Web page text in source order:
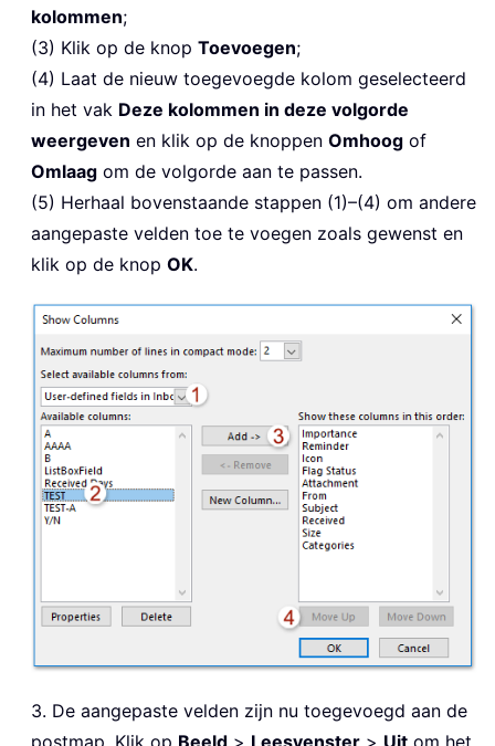
kolommen;
(3) Klik op de knop Toevoegen;
(4) Laat de nieuw toegevoegde kolom geselecteerd
in het vak Deze kolommen in deze volgorde
weergeven en klik op de knoppen Omhoog of
Omlaag om de volgorde aan te passen.
(5) Herhaal bovenstaande stappen (1)–(4) om andere
aangepaste velden toe te voegen zoals gewenst en
klik op de knop OK.
3. De aangepaste velden zijn nu toegevoegd aan de
postmap. Klik op Beeld > Leesvenster > Uit om het